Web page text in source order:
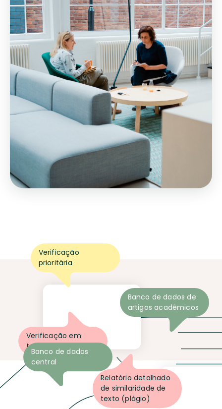
Verificação
prioritária
Verificação em
tempo real
Banco de dados de
artigos acadêmicos
Relatório detalhado
de similaridade de
texto (plágio)
Banco de dados
central